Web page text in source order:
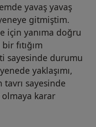
yavaş yavaş
gitmiştim.
için yanıma doğru
fıtığım
sayesinde durumu
yaklaşımı,
tavrı sayesinde
karar